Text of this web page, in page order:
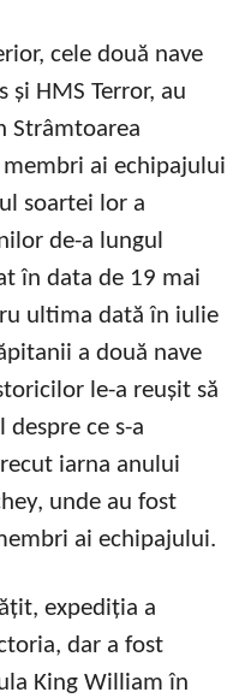
cele două nave
și HMS Terror, au
Strâmtoarea
ai echipajului
soartei lor a
de-a lungul
în data de 19 mai
ultima dată în iulie
a două nave
le-a reușit să
ce s-a
iarna anului
unde au fost
ai echipajului.
expediția a
dar a fost
King William în